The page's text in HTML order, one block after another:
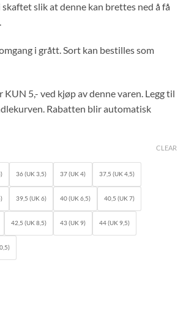
slik at denne kan brettes ned å få
i grått. Sort kan bestilles som
KUN 5,- ved kjøp av denne varen. Legg til
Rabatten blir automatisk
36 (UK 3,5) 37 (UK 4) 37,5 (UK 4,5)
39,5 (UK 6) 40 (UK 6,5) 40,5 (UK 7)
42,5 (UK 8,5) 43 (UK 9) 44 (UK 9,5)
CLEAR